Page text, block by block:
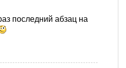
последний абзац на